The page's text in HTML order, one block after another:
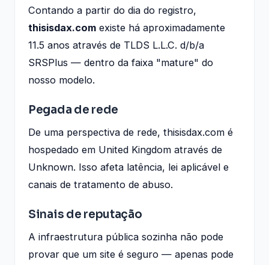
Contando a partir do dia do registro,
thisisdax.com existe há aproximadamente
11.5 anos através de TLDS L.L.C. d/b/a
SRSPlus — dentro da faixa "mature" do
nosso modelo.
Pegada de rede
De uma perspectiva de rede, thisisdax.com é
hospedado em United Kingdom através de
Unknown. Isso afeta latência, lei aplicável e
canais de tratamento de abuso.
Sinais de reputação
A infraestrutura pública sozinha não pode
provar que um site é seguro — apenas pode